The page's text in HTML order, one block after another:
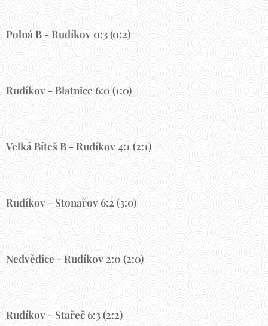
Polná B - Rudíkov 0:3 (0:2)
Rudíkov - Blatnice 6:0 (1:0)
Velká Bíteš B -Rudíkov 4:1 (2:1)
Rudíkov - Stonařov 6:2 (3:0)
Nedvědice - Rudíkov 2:0 (2:0)
Rudíkov - Stařeč 6:3 (2:2)